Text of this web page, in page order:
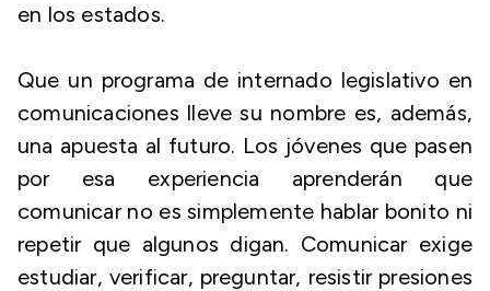
en los estados.
Que un programa de internado legislativo en
comunicaciones lleve su nombre es, además,
una apuesta al futuro. Los jóvenes que pasen
por esa experiencia aprenderán que
comunicar no es simplemente hablar bonito ni
repetir que algunos digan. Comunicar exige
estudiar, verificar, preguntar, resistir presiones